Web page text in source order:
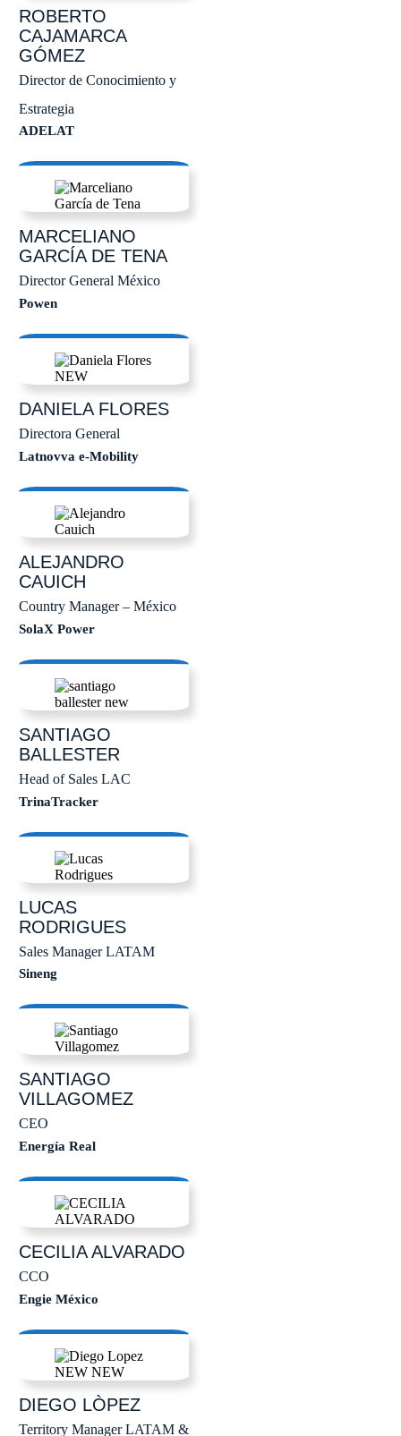
ROBERTO
CAJAMARCA
GÓMEZ
Director de Conocimiento y
Estrategia
ADELAT
MARCELIANO
GARCÍA DE TENA
Director General México
Powen
DANIELA FLORES
Directora General
Latnovva e-Mobility
ALEJANDRO
CAUICH
Country Manager – México
SolaX Power
SANTIAGO
BALLESTER
Head of Sales LAC
TrinaTracker
LUCAS
RODRIGUES
Sales Manager LATAM
Sineng
SANTIAGO
VILLAGOMEZ
CEO
Energía Real
CECILIAALVARADO
CCO
Engie México
DIEGO LÒPEZ
Territory Manager LATAM &